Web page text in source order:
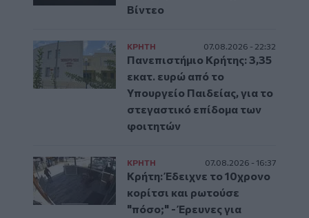
Βίντεο
ΚΡΗΤΗ 07.08.2026 - 22:32
Πανεπιστήμιο Κρήτης: 3,35
εκατ. ευρώ από το
Υπουργείο Παιδείας, για το
στεγαστικό επίδομα των
φοιτητών
ΚΡΗΤΗ 07.08.2026 - 16:37
Κρήτη: Έδειχνε το 10χρονο
κορίτσι και ρωτούσε
"πόσο;" - Έρευνες για